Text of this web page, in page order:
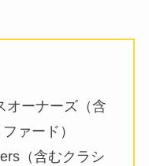
オーナーズ（含
ァード）
（含むクラシ